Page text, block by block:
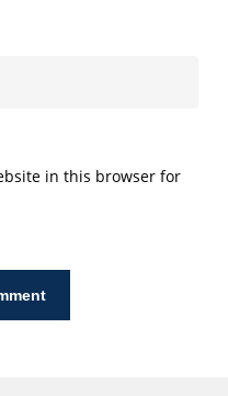
in this browser for